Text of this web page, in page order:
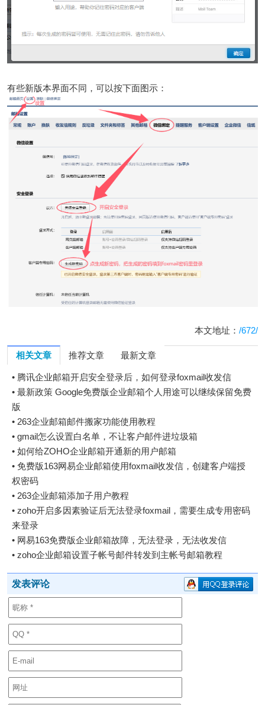
有些新版本界面不同，可以按下面图示：
本文地址： /672/
相关文章 推荐文章 最新文章
• 腾讯企业邮箱开启安全登录后，如何登录foxmail收发信
•最新政策 Google免费版企业邮箱个人用途可以继续保留免费
版
• 263企业邮箱邮件搬家功能使用教程
•gmail怎么设置白名单，不让客户邮件进垃圾箱
•如何给ZOHO企业邮箱开通新的用户邮箱
•免费版163网易企业邮箱使用foxmail收发信，创建客户端授
权密码
• 263企业邮箱添加子用户教程
•zoho开启多因素验证后无法登录foxmail，需要生成专用密码
来登录
• 网易163免费版企业邮箱故障，无法登录，无法收发信
•zoho企业邮箱设置子帐号邮件转发到主帐号邮箱教程
发表评论